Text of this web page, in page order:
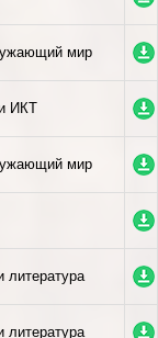
мир
ИКТ
мир
литература
литература